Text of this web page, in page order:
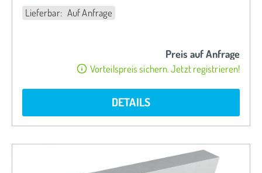
Lieferbar: Auf Anfrage
Preis auf Anfrage
Vorteilspreis sichern. Jetzt registrieren!
DETAILS